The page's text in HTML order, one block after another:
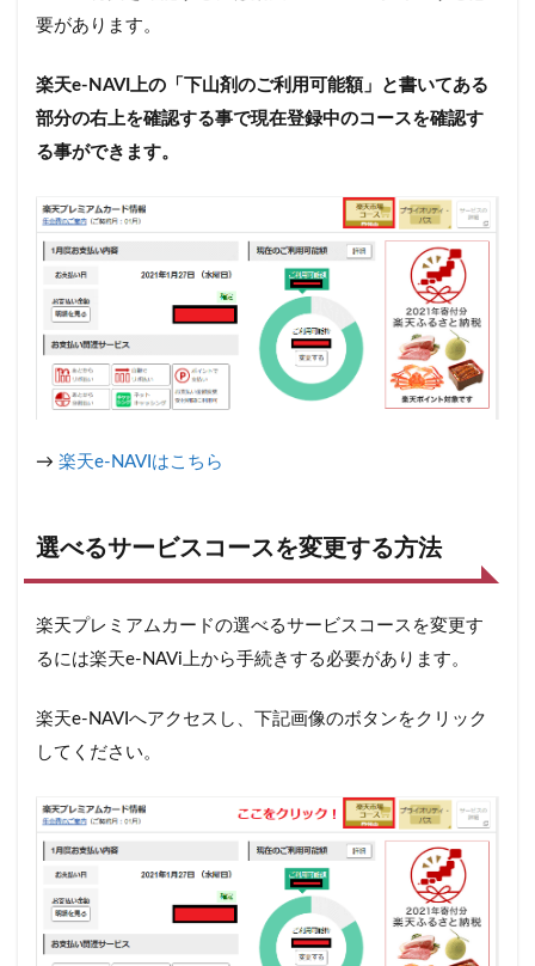
要があります。
楽天e-NAVI上の「下山剤のご利用可能額」と書いてある
部分の右上を確認する事で現在登録中のコースを確認す
る事ができます。
→ 楽天e-NAVIはこちら
選べるサービスコースを変更する方法
楽天プレミアムカードの選べるサービスコースを変更す
るには楽天e-NAVi上から手続きする必要があります。
楽天e-NAVIへアクセスし、下記画像のボタンをクリック
してください。